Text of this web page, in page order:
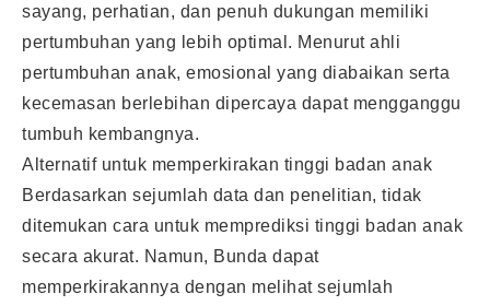
sayang, perhatian, dan penuh dukungan memiliki
pertumbuhan yang lebih optimal. Menurut ahli
pertumbuhan anak, emosional yang diabaikan serta
kecemasan berlebihan dipercaya dapat mengganggu
tumbuh kembangnya.
Alternatif untuk memperkirakan tinggi badan anak
Berdasarkan sejumlah data dan penelitian, tidak
ditemukan cara untuk memprediksi tinggi badan anak
secara akurat. Namun, Bunda dapat
memperkirakannya dengan melihat sejumlah